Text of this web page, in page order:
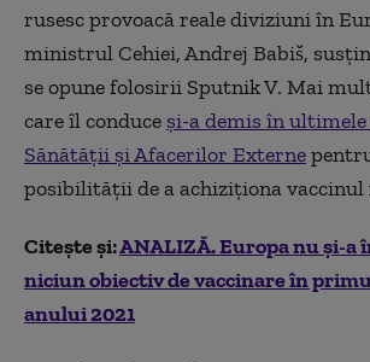
rusesc provoacă reale diviziuni în
ministrul Cehiei, Andrej Babiš,
se opune folosirii Sputnik V. Mai
care îl conduce și-a demis în
Sănătății și Afacerilor Externe
posibilității de a achiziționa vaccinul
Citește și:ANALIZĂ. Europa nu și-a
niciun obiectiv de vaccinare în
anului 2021